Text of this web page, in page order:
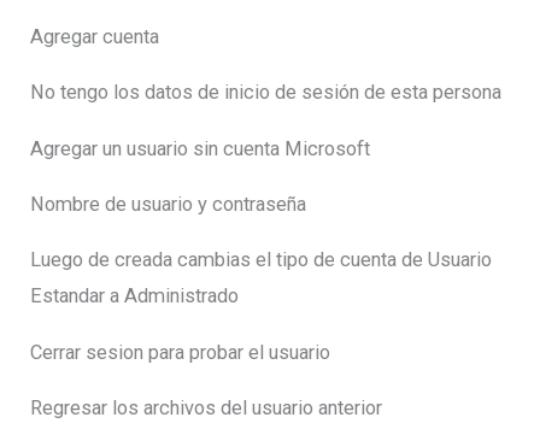
Agregar cuenta
No tengo los datos de inicio de sesión de esta persona
Agregar un usuario sin cuenta Microsoft
Nombre de usuario y contraseña
Luego de creada cambias el tipo de cuenta de Usuario
Estandar a Administrado
Cerrar sesion para probar el usuario
Regresar los archivos del usuario anterior